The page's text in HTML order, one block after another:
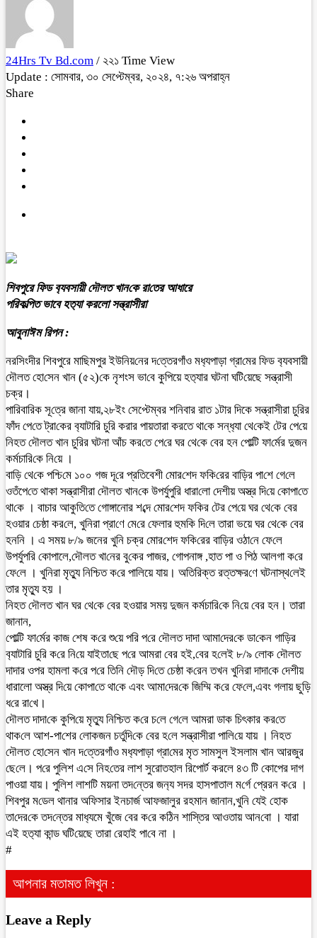
24Hrs Tv Bd.com / ২২১ Time View
Update : সোমবার, ৩০ সেপ্টেম্বর, ২০২৪, ৭:২৬ অপরাহ্ন
Share
শিবপুরে ফিড ব‌্যবসায়ী দৌলত খান‌কে রা‌তের আধারে
পরিকল্পিত ভাবে হত‌্যা করলো সন্ত্রাসীরা
আবুনাঈম রিপন :
নর‌সিংদীর শিবপুরে মা‌ছিমপুর ইউ‌নিয়‌নের দ‌ত্তেরগাঁও মধ‌্যপাড়া গ্রা‌মের ফিড ব‌্যবসায়ী
দৌলত হো‌সেন খান‌ (৫২)‌কে নৃশংস ভা‌বে কু‌পিয়ে হত‌্যার ঘটনা ঘ‌টি‌য়েছে সন্ত্রাসী
চক্র।
পা‌রিবা‌রিক সূ‌ত্রে জানা যায়,২৮ইং সেপ্টেম্বর শনিবার রাত ১টার দিকে সন্ত্রাসীরা চু‌রির
ফাঁদ পে‌তে ট্রা‌কের ব‌্যাটা‌রি চু‌রি করার পায়তারা ক‌রতে থা‌কে সন্ধ‌্যা থে‌কেই টের পে‌য়ে
নিহত দৌলত খান চু‌রির ঘটনা আঁচ কর‌তে পে‌রে ঘর থে‌কে বের হন পো‌ল্টি ফা‌র্মের দুজন
কর্মচা‌রি‌কে নি‌য়ে ।
বা‌ড়ি থে‌কে প‌শ্চি‌মে ১০০ গজ দূ‌রে প্রতিবেশী মোর‌শেদ ফ‌কি‌রের বা‌ড়ির পা‌শে গে‌লে
ওতঁপে‌তে থাকা সন্ত্রাসীরা দৌলত খান‌কে উপর্যুপু‌রি ধারা‌লো দেশীয় অস্ত্র দি‌য়ে কোপা‌তে
থা‌কে । বাচার আকু‌তি‌তে গোঙ্গানোর শ‌ব্দে মোর‌শেদ ফ‌কির টের পে‌য়ে ঘর থে‌কে বের
হ‌ওয়ার চেষ্ঠা কর‌লে, খু‌নিরা প্রা‌ণে মে‌রে ‌ফেলার হুমকি দি‌লে তারা ভয়ে ঘর থে‌কে বের
হননি । এ সময় ৮/৯ জনের খু‌নি চক্র মোর‌শেদ ফ‌কি‌রের বা‌ড়ির ওঠা‌নে ফে‌লে
উপর্যুপ‌রি কোপালে,দৌলত‌ খা‌নের বু‌কের পাজর, গোপনাঙ্গ ,হাত পা ও পি‌ঠ আলগা ক‌রে
ফে‌লে । খু‌নিরা মৃত‌্যু নি‌শ্চিত ক‌রে পালিয়ে যায়। অ‌তি‌রিক্ত রত্তক্ষর‌ণে ঘটনাস্থ‌লেই
তার মৃত‌্যু হয় ।
নিহত ‌দৌলত খান ঘর থে‌কে বের হওয়ার সময় দুজন কর্মচা‌রি‌কে নি‌য়ে বের হন। তারা
জানান,
পো‌ল্টি ফা‌র্মের কাজ শেষ ক‌রে শু‌য়ে পরি প‌রে দৌলত দাদা আমা‌দের‌কে ডা‌কেন গা‌ড়ির
ব‌্যাটা‌রি চু‌রি ক‌রে নি‌য়ে যাইতা‌ছে প‌রে আমরা বের হই,বের হ‌লেই ৮/৯ লোক দৌলত
দাদা‌র ওপর হামলা ক‌রে প‌রে তি‌নি দৌড় দি‌তে চেষ্ঠা ক‌রেন তখন খু‌নিরা দাদা‌কে দেশীয়
ধারালো অস্ত্র দি‌য়ে কোপা‌তে থা‌কে এবং আমা‌দের‌কে জি‌ম্মি ক‌রে ফে‌লে,এবং গলায় ছু‌ড়ি
ধ‌রে রা‌খে।
দৌলত দাদা‌কে কু‌পি‌য়ে মৃত‌্যু নি‌শ্চিত ক‌রে চ‌লে গে‌লে আমরা ডাক চিৎকার কর‌তে
থাক‌লে আশ-পা‌শের লোকজন চর্তু‌দি‌কে বের হ‌লে সন্ত্রাসীরা পা‌লি‌য়ে যায় । নিহত
দৌলত হো‌সেন খান দ‌ত্তেরগাঁও মধ‌্যপাড়া গ্রা‌মের মৃত সামসুল ইসলাম খান আরজুর
ছে‌লে। প‌রে পু‌লিশ এ‌সে নিহ‌তের লাশ সুরোতহাল রিপোর্ট করলে ৪৩ টি কোপের দাগ
পাওয়া যায়। পুলিশ লাশটি ময়না তদ‌ন্তের জন‌্য সদর হাসপাতাল ম‌র্গে প্রেরন ক‌রে ।
শিবপুর ম‌ডেল থানার অ‌ফিসার ইনচার্জ আফজালুর রহমান জানান,খু‌নি যেই হোক
তা‌দের‌কে তদ‌ন্তের মাধ‌্যমে খুঁজে বের ক‌রে ক‌ঠিন শা‌স্তির আওতায় আন‌বো । যারা
এই হত‌্যা কান্ড ঘ‌টি‌য়েছে তারা রেহাই পা‌বে না ।
#
আপনার মতামত লিখুন :
Leave a Reply